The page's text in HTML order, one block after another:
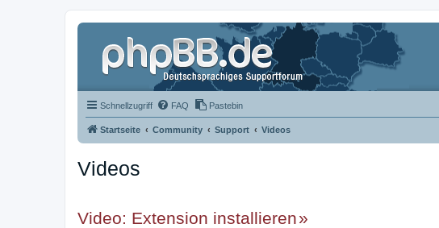
Schnellzugriff FAQ Pastebin
Startseite Community Support Videos
Videos
Video: Extension installieren